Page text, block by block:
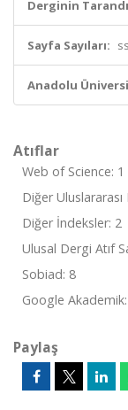
Derginin
Sayfa Sayıları:
Anadolu
Atıflar
Web of Science: 1
Diğer Uluslararası
Diğer İndeksler: 2
Ulusal Dergi Atıf
Sobiad: 8
Google
Paylaş